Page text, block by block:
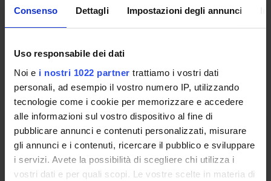
Consenso Dettagli Impostazioni degli annunci
Uso responsabile dei dati
Noi e i nostri 1022 partner trattiamo i vostri dati
personali, ad esempio il vostro numero IP, utilizzando
tecnologie come i cookie per memorizzare e accedere
alle informazioni sul vostro dispositivo al fine di
pubblicare annunci e contenuti personalizzati, misurare
gli annunci e i contenuti, ricercare il pubblico e sviluppare
i servizi. Avete la possibilità di scegliere chi utilizza i
vostri dati e per quali scopi. Le vostre scelte in materia di
Docenti
Orario Lezioni
Part 1 - lab
Crediti
1
Periodo
II semestre